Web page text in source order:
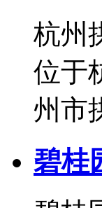
杭州
位于
州市
碧桂